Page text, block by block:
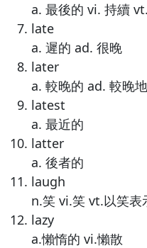
a. 最後的 vi. 持續
late
a. 遲的 ad. 很晚
later
a. 較晚的 ad. 較晚地
latest
a. 最近的
latter
a. 後者的
laugh
n.笑 vi.笑 vt.以笑表
lazy
a.懶惰的 vi.懶散